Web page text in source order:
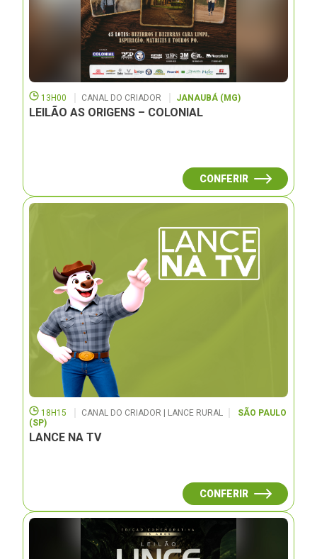
13H00 CANAL DO CRIADOR JANAUBÁ (MG)
LEILÃO AS ORIGENS – COLONIAL
CONFERIR
18H15 CANAL DO CRIADOR | LANCE RURAL
SÃO PAULO
(SP)
LANCE NA TV
CONFERIR